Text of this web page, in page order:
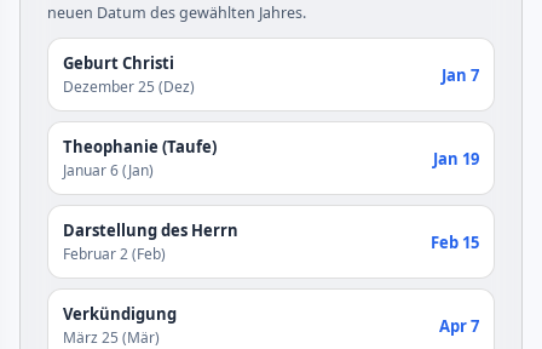
neuen Datum des gewählten Jahres.
Geburt Christi
Dezember 25 (Dez)
Jan 7
Theophanie (Taufe)
Januar 6 (Jan)
Jan 19
Darstellung des Herrn
Februar 2 (Feb)
Feb 15
Verkündigung
März 25 (Mär)
Apr 7